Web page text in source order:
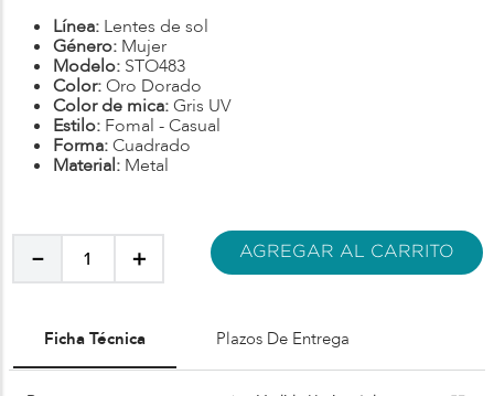
Línea: Lentes de sol
Género: Mujer
Modelo: STO483
Color:Oro Dorado
Color de mica:Gris UV
Estilo: Fomal - Casual
Forma:Cuadrado
Material: Metal
＋
－ AGREGAR AL CARRITO
Ficha Técnica Plazos De Entrega